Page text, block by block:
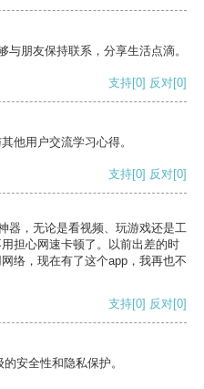
朋友保持联系，分享生活点滴。
支持[0] 反对[0]
他用户交流学习心得。
支持[0] 反对[0]
器，无论是看视频、玩游戏还是工
担心网速卡顿了。以前出差的时
络，现在有了这个app，我再也不
支持[0] 反对[0]
安全性和隐私保护。